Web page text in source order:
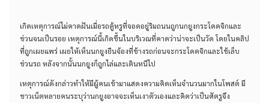
เกิดเหตุการณ์ไม่คาดฝันเมื่อรถตู้หรูที่จอดอยู่ริมถนนถูกนกยูงกระโดดจิกและ
ข่วนจนเป็นรอย เหตุการณ์นี้เกิดขึ้นในบริเวณที่คาดว่าน่าจะเป็นวัด โดยในคลิป
ที่ถูกเผยแพร่ เผยให้เห็นนกยูงยืนจ้องที่ข้างรถก่อนจะกระโดดจิกและใช้เล็บ
ข่วนรถ หลังจากนั้นนกยูงก็ถูกไล่และเดินหนีไป
เหตุการณ์ดังกล่าวทำให้มีผู้คนเข้ามาแสดงความคิดเห็นจำนวนมากในโพสต์ มี
ชาวเน็ตหลายคนระบุว่านกยูงอาจจะเห็นเงาตัวเองและคิดว่าเป็นศัตรูจึง